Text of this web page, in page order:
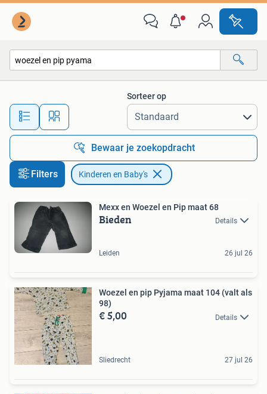
Alle afstanden…
Sorteer op
Bewaar je zoekopdracht
Filters Kinderen en Baby's
Mexx en Woezel en Pip maat 68
Bieden Details
Leiden 26 jul 26
Woezel en pip Pyjama maat 104 (valt als
98)
€ 5,00 Details
Sliedrecht 27 jul 26